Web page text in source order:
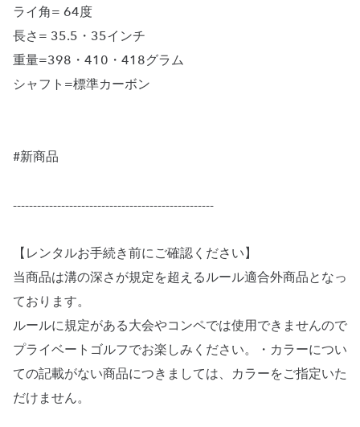
ライ角= 64度
長さ= 35.5・35インチ
重量=398・410・418グラム
シャフト=標準カーボン
#新商品
--------------------------------------------------
【レンタルお手続き前にご確認ください】
当商品は溝の深さが規定を超えるルール適合外商品となっ
ております。
ルールに規定がある大会やコンペでは使用できませんので
プライベートゴルフでお楽しみください。・カラーについ
ての記載がない商品につきましては、カラーをご指定いた
だけません。